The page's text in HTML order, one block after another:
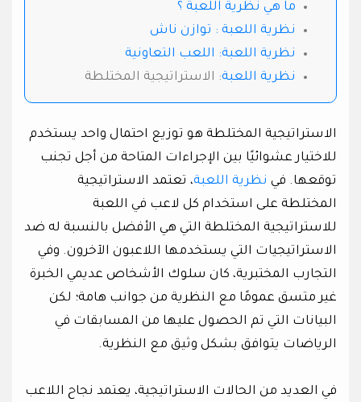
ما هي نظرية اللعبة ؟
نظرية اللعبة : توازن ناش
نظرية اللعبة: اللعب التعاونية
نظرية اللعبة: الاستراتيجية المختلطة
الاستراتيجية المختلطة هو توزيع احتمال واحد يستخدم
للاختيار عشوائيًا بين الإجراءات المتاحة من أجل تجنب
توقعها. في نظرية اللعبة، تعتمد الاستراتيجية
المختلطة على استخدام كل لاعب في اللعبة
للاستراتيجية المختلطة التي هي الأفضل بالنسبة له ضد
الاستراتيجيات التي يستخدمها اللاعبون الآخرون. وفي
التجارب المختبرية، كان سلوك الأشخاص عديمي الخبرة
غير متسق عمومًا مع النظرية من جوانب هامة؛ لكن
البيانات التي تم الحصول عليها من المسابقات في
الرياضات يتوافق بشكل وثيق مع النظرية.
في العديد من الحالات الاستراتيجية، يعتمد نجاح اللاعب